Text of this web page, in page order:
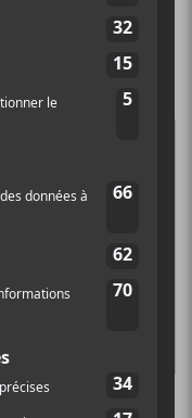
choses, selon